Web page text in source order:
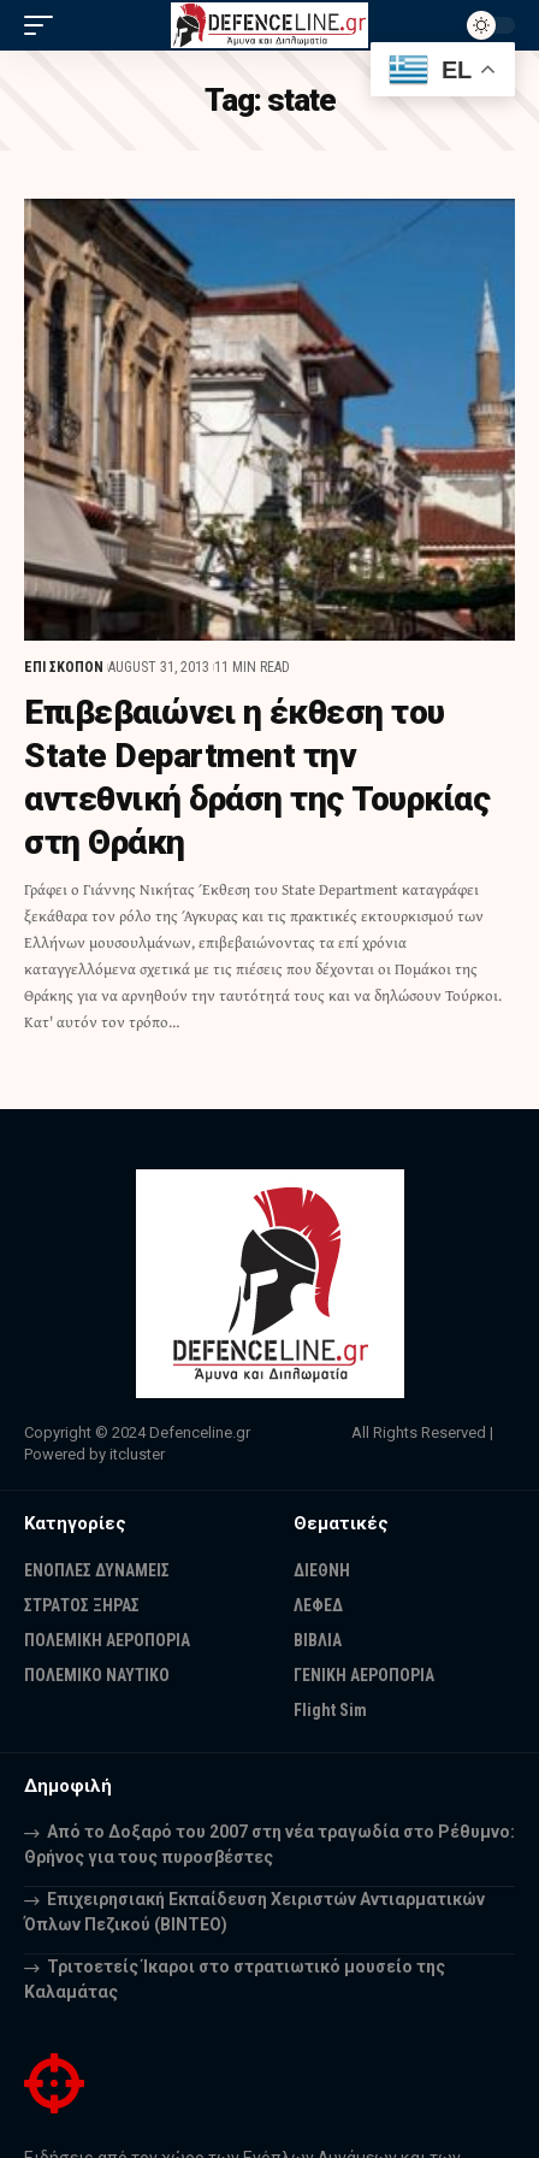
Tag: state
ΕΠΙ ΣΚΟΠΟΝ AUGUST 31, 2013 11 MIN READ
Επιβεβαιώνει η έκθεση του
State Department την
αντεθνική δράση της Τουρκίας
στη Θράκη
Γράφει ο Γιάννης Νικήτας Έκθεση του State Department καταγράφει
ξεκάθαρα τον ρόλο της Άγκυρας και τις πρακτικές εκτουρκισμού των
Ελλήνων μουσουλμάνων, επιβεβαιώνοντας τα επί χρόνια
καταγγελλόμενα σχετικά με τις πιέσεις που δέχονται οι Πομάκοι της
Θράκης για να αρνηθούν την ταυτότητά τους και να δηλώσουν Τούρκοι.
Κατ' αυτόν τον τρόπο…
Copyright © 2024 Defenceline.gr All Rights Reserved |
Powered by itcluster
Κατηγορίες
ΕΝΟΠΛΕΣ ΔΥΝΑΜΕΙΣ
ΣΤΡΑΤΟΣ ΞΗΡΑΣ
ΠΟΛΕΜΙΚΗ ΑΕΡΟΠΟΡΙΑ
ΠΟΛΕΜΙΚΟ ΝΑΥΤΙΚΟ
Θεματικές
ΔΙΕΘΝΗ
ΛΕΦΕΔ
ΒΙΒΛΙΑ
ΓΕΝΙΚΗ ΑΕΡΟΠΟΡΙΑ
Flight Sim
Δημοφιλή
Από το Δοξαρό του 2007 στη νέα τραγωδία στο Ρέθυμνο:
Θρήνος για τους πυροσβέστες
Επιχειρησιακή Εκπαίδευση Χειριστών Αντιαρματικών
Όπλων Πεζικού (ΒΙΝΤΕΟ)
Τριτοετείς Ίκαροι στο στρατιωτικό μουσείο της
Καλαμάτας
EL